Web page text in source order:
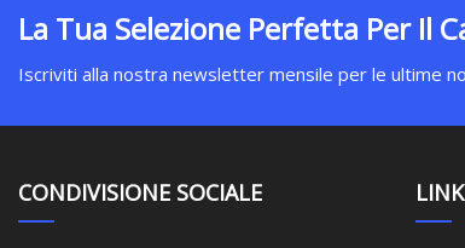
La Tua Selezione Perfetta Per Il
Iscriviti alla nostra newsletter mensile per le ultime
CONDIVISIONE SOCIALE LINK